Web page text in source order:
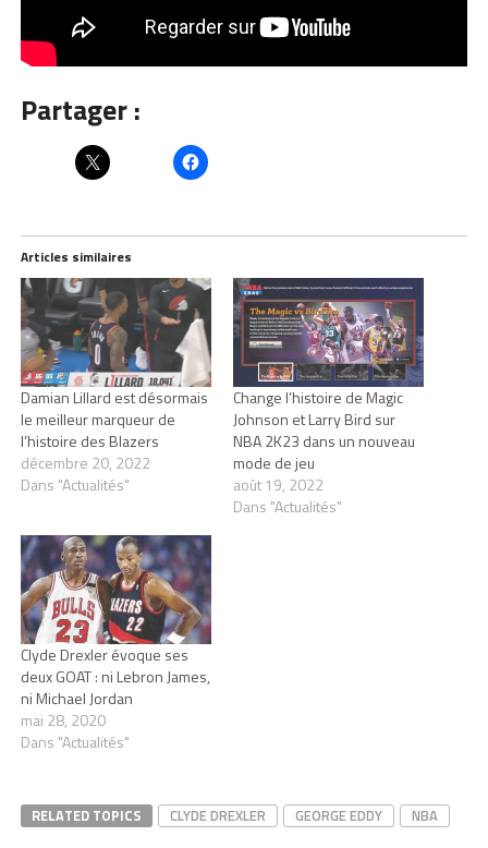
Partager :
Articles similaires
Damian Lillard est désormais
le meilleur marqueur de
l’histoire des Blazers
décembre 20, 2022
Dans "Actualités"
Change l’histoire de Magic
Johnson et Larry Bird sur
NBA 2K23 dans un nouveau
mode de jeu
août 19, 2022
Dans "Actualités"
Clyde Drexler évoque ses
deux GOAT : ni Lebron James,
ni Michael Jordan
mai 28, 2020
Dans "Actualités"
RELATED TOPICS CLYDE DREXLER GEORGE EDDY NBA